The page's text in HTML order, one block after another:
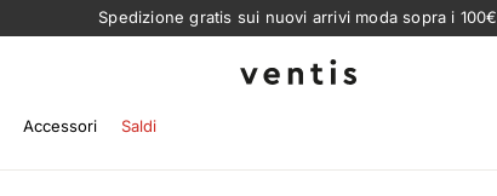
Spedizione gratis sui nuovi arrivi moda sopra i 100€
Ventis
Accessori Saldi